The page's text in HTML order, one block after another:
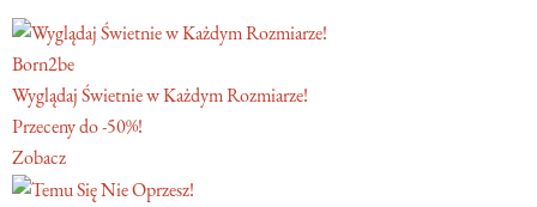
Born2be
Wyglądaj Świetnie w Każdym Rozmiarze!
Przeceny do -50%!
Zobacz